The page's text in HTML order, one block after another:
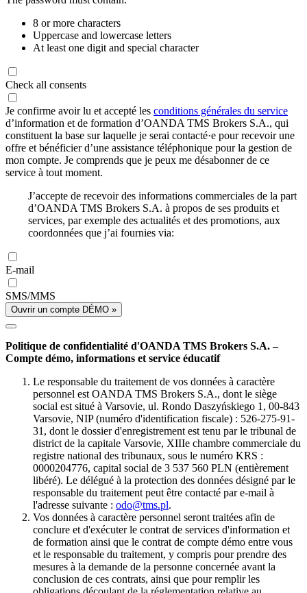
8 or more characters
Uppercase and lowercase letters
At least one digit and special character
Check all consents
Je confirme avoir lu et accepté les conditions générales du service
d’information et de formation d’OANDA TMS Brokers S.A., qui
constituent la base sur laquelle je serai contacté·e pour recevoir une
offre et bénéficier d’une assistance téléphonique pour la gestion de
mon compte. Je comprends que je peux me désabonner de ce
service à tout moment.
J’accepte de recevoir des informations commerciales de la part
d’OANDA TMS Brokers S.A. à propos de ses produits et
services, par exemple des actualités et des promotions, aux
coordonnées que j’ai fournies via:
E-mail
SMS/MMS
Ouvrir un compte DÉMO »
Politique de confidentialité d'OANDA TMS Brokers S.A. –
Compte démo, informations et service éducatif
Le responsable du traitement de vos données à caractère
personnel est OANDA TMS Brokers S.A., dont le siège
social est situé à Varsovie, ul. Rondo Daszyńskiego 1, 00-843
Varsovie, NIP (numéro d'identification fiscale) : 526-275-91-
31, dont le dossier d'enregistrement est tenu par le tribunal de
district de la capitale Varsovie, XIIIe chambre commerciale du
registre national des tribunaux, sous le numéro KRS :
0000204776, capital social de 3 537 560 PLN (entièrement
libéré). Le délégué à la protection des données désigné par le
responsable du traitement peut être contacté par e-mail à
l'adresse suivante : odo@tms.pl.
Vos données à caractère personnel seront traitées afin de
conclure et d'exécuter le contrat de services d'information et
de formation ainsi que le contrat de compte démo entre vous
et le responsable du traitement, y compris pour prendre des
mesures à la demande de la personne concernée avant la
conclusion de ces contrats, ainsi que pour remplir les